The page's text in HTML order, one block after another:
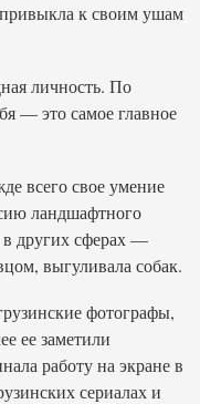
к своим ушам
личность. По
— это самое главное
всего свое умение
ландшафтного
в других сферах —
выгуливала собак.
фотографы,
ее заметили
работу на экране в
сериалах и